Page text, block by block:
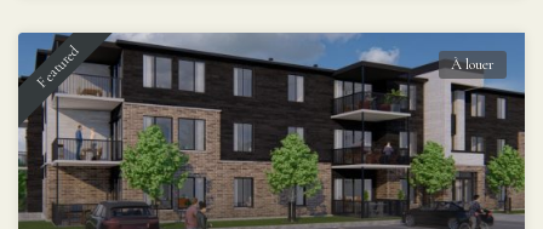
Featured À louer